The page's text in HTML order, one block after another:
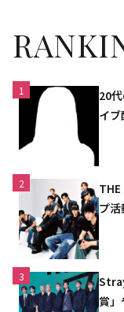
1
20
イ
2
プ
3
賞